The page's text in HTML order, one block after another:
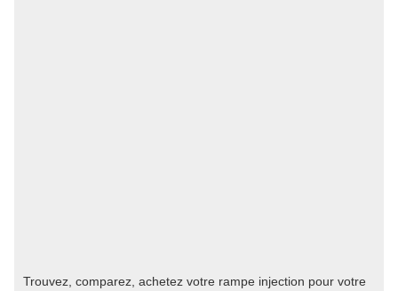
Trouvez, comparez, achetez votre rampe injection pour votre